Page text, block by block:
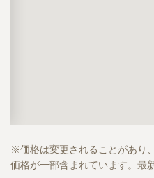
価格は変更されることがあり
価格が一部含まれています。最